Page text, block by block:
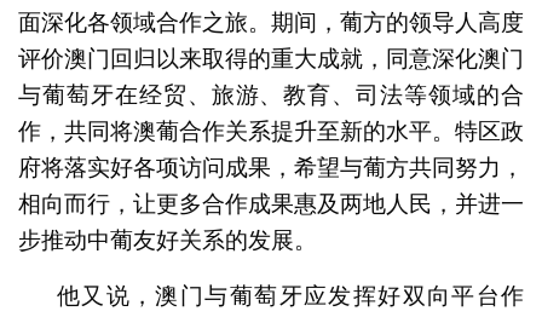
面深化各领域合作之旅。期间，葡方的领导人高度
评价澳门回归以来取得的重大成就，同意深化澳门
与葡萄牙在经贸、旅游、教育、司法等领域的合
作，共同将澳葡合作关系提升至新的水平。特区政
府将落实好各项访问成果，希望与葡方共同努力，
相向而行，让更多合作成果惠及两地人民，并进一
步推动中葡友好关系的发展。
他又说，澳门与葡萄牙应发挥好双向平台作